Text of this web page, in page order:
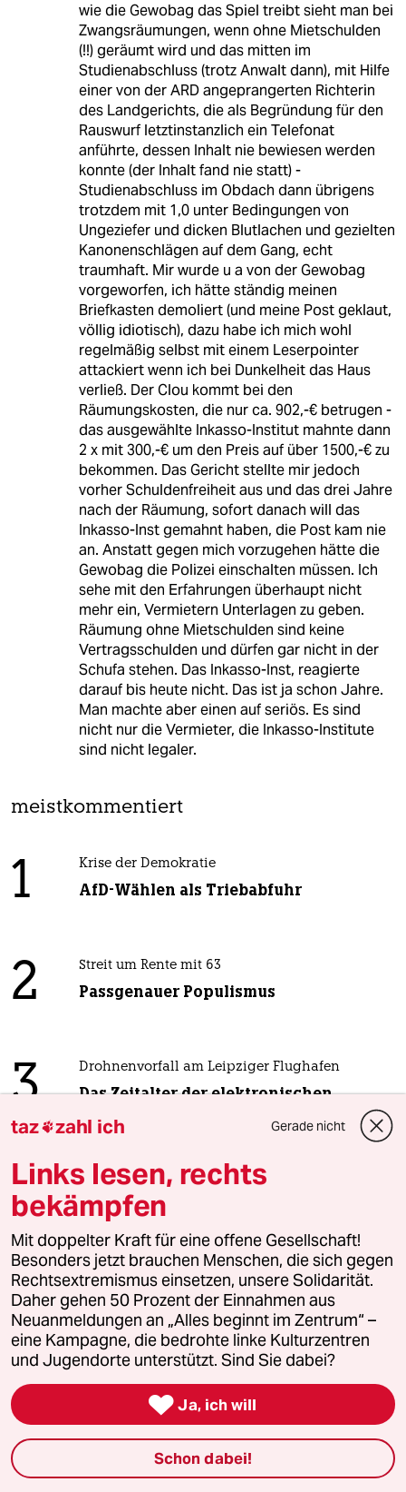
wie die Gewobag das Spiel treibt sieht man bei
Zwangsräumungen, wenn ohne Mietschulden
(!!) geräumt wird und das mitten im
Studienabschluss (trotz Anwalt dann), mit Hilfe
einer von der ARD angeprangerten Richterin
des Landgerichts, die als Begründung für den
Rauswurf letztinstanzlich ein Telefonat
anführte, dessen Inhalt nie bewiesen werden
konnte (der Inhalt fand nie statt) -
Studienabschluss im Obdach dann übrigens
trotzdem mit 1,0 unter Bedingungen von
Ungeziefer und dicken Blutlachen und gezielten
Kanonenschlägen auf dem Gang, echt
traumhaft. Mir wurde u a von der Gewobag
vorgeworfen, ich hätte ständig meinen
Briefkasten demoliert (und meine Post geklaut,
völlig idiotisch), dazu habe ich mich wohl
regelmäßig selbst mit einem Leserpointer
attackiert wenn ich bei Dunkelheit das Haus
verließ. Der Clou kommt bei den
Räumungskosten, die nur ca. 902,-€ betrugen -
das ausgewählte Inkasso-Institut mahnte dann
2 x mit 300,-€ um den Preis auf über 1500,-€ zu
bekommen. Das Gericht stellte mir jedoch
vorher Schuldenfreiheit aus und das drei Jahre
nach der Räumung, sofort danach will das
Inkasso-Inst gemahnt haben, die Post kam nie
an. Anstatt gegen mich vorzugehen hätte die
Gewobag die Polizei einschalten müssen. Ich
sehe mit den Erfahrungen überhaupt nicht
mehr ein, Vermietern Unterlagen zu geben.
Räumung ohne Mietschulden sind keine
Vertragsschulden und dürfen gar nicht in der
Schufa stehen. Das Inkasso-Inst, reagierte
darauf bis heute nicht. Das ist ja schon Jahre.
Man machte aber einen auf seriös. Es sind
nicht nur die Vermieter, die Inkasso-Institute
sind nicht legaler.
meistkommentiert
1 Krise der Demokratie
AfD-Wählen als Triebabfuhr
2 Streit um Rente mit 63
Passgenauer Populismus
3 Drohnenvorfall am Leipziger Flughafen
Das Zeitalter der elektronischen
4 Die Wahrheit
56 Millionen Deutsche sind betroffen
5 Über die geschlechtergerechte Stadt
„Die Stadt ist gemacht für den weißen
Mann in einem Auto“
6 Antifas in Sachsen-Anhalt
Der Ernstfall
taz zahl ich Gerade nicht
Links lesen, rechts
bekämpfen
Mit doppelter Kraft für eine offene Gesellschaft!
Besonders jetzt brauchen Menschen, die sich gegen
Rechtsextremismus einsetzen, unsere Solidarität.
Daher gehen 50 Prozent der Einnahmen aus
Neuanmeldungen an „Alles beginnt im Zentrum“ –
eine Kampagne, die bedrohte linke Kulturzentren
und Jugendorte unterstützt. Sind Sie dabei?
 Ja, ich will
Schon dabei!